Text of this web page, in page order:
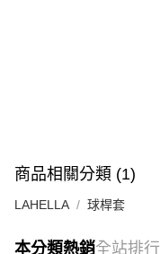
商品相關分類 (1)
LAHELLA 球桿套
本分類熱銷全站排行